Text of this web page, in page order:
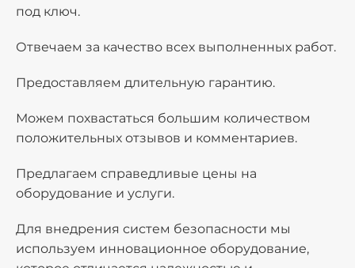
под ключ.
Отвечаем за качество всех выполненных работ.
Предоставляем длительную гарантию.
Можем похвастаться большим количеством
положительных отзывов и комментариев.
Предлагаем справедливые цены на
оборудование и услуги.
Для внедрения систем безопасности мы
используем инновационное оборудование,